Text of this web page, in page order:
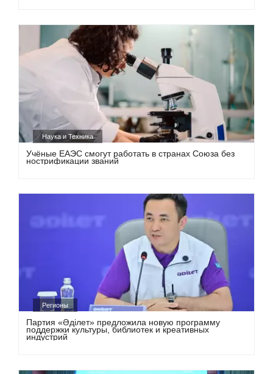
Наука и Техника
Учёные ЕАЭС смогут работать в странах Союза без
нострификации званий
Регионы
Партия «Әділет» предложила новую программу
поддержки культуры, библиотек и креативных
индустрий